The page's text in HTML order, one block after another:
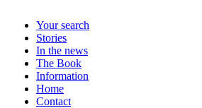
Your search
Stories
In the news
The Book
Information
Home
Contact